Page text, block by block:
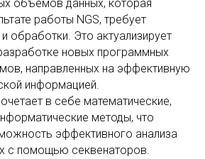
объемов данных, которая
работы NGS, требует
обработки. Это актуализирует
новых программных
направленных на эффективную
информацией.
в себе математические,
методы, что
эффективного анализа
с помощью секвенаторов.